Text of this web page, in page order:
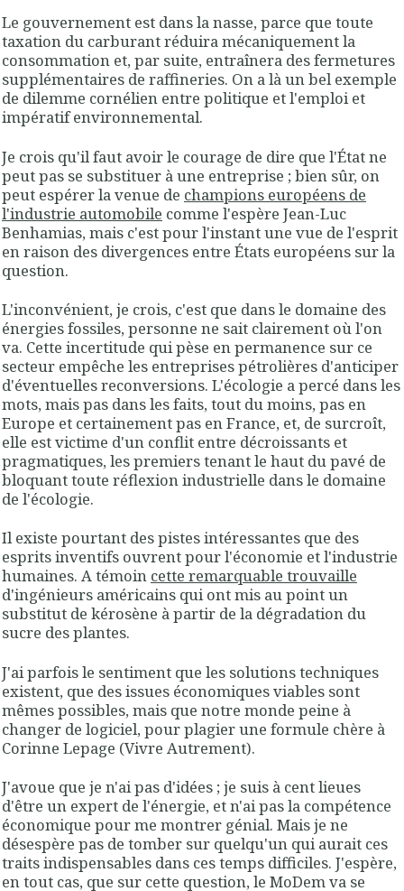
Le gouvernement est dans la nasse, parce que toute
taxation du carburant réduira mécaniquement la
consommation et, par suite, entraînera des fermetures
supplémentaires de raffineries. On a là un bel exemple
de dilemme cornélien entre politique et l'emploi et
impératif environnemental.
Je crois qu'il faut avoir le courage de dire que l'État ne
peut pas se substituer à une entreprise ; bien sûr, on
peut espérer la venue de champions européens de
l'industrie automobile comme l'espère Jean-Luc
Benhamias, mais c'est pour l'instant une vue de l'esprit
en raison des divergences entre États européens sur la
question.
L'inconvénient, je crois, c'est que dans le domaine des
énergies fossiles, personne ne sait clairement où l'on
va. Cette incertitude qui pèse en permanence sur ce
secteur empêche les entreprises pétrolières d'anticiper
d'éventuelles reconversions. L'écologie a percé dans les
mots, mais pas dans les faits, tout du moins, pas en
Europe et certainement pas en France, et, de surcroît,
elle est victime d'un conflit entre décroissants et
pragmatiques, les premiers tenant le haut du pavé de
bloquant toute réflexion industrielle dans le domaine
de l'écologie.
Il existe pourtant des pistes intéressantes que des
esprits inventifs ouvrent pour l'économie et l'industrie
humaines. A témoin cette remarquable trouvaille
d'ingénieurs américains qui ont mis au point un
substitut de kérosène à partir de la dégradation du
sucre des plantes.
J'ai parfois le sentiment que les solutions techniques
existent, que des issues économiques viables sont
mêmes possibles, mais que notre monde peine à
changer de logiciel, pour plagier une formule chère à
Corinne Lepage (Vivre Autrement).
J'avoue que je n'ai pas d'idées ; je suis à cent lieues
d'être un expert de l'énergie, et n'ai pas la compétence
économique pour me montrer génial. Mais je ne
désespère pas de tomber sur quelqu'un qui aurait ces
traits indispensables dans ces temps difficiles. J'espère,
en tout cas, que sur cette question, le MoDem va se